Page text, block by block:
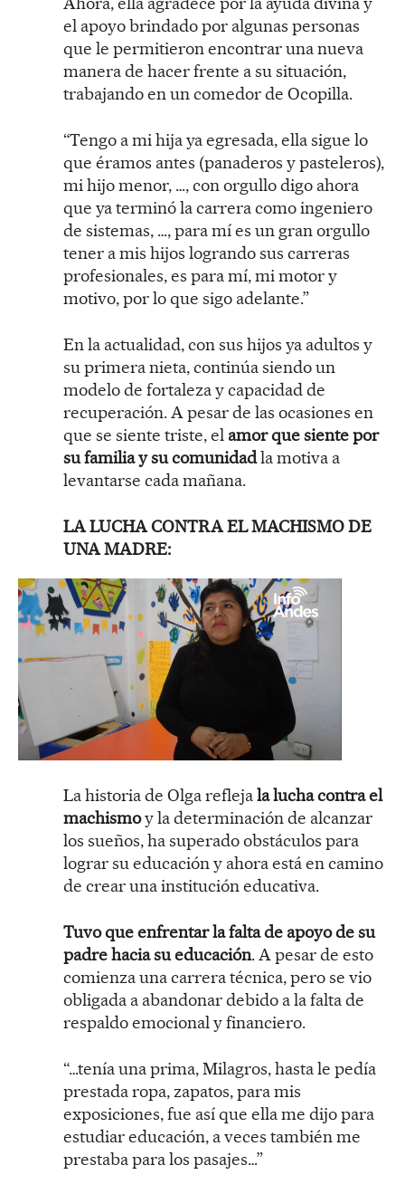
el apoyo brindado por algunas personas
que le permitieron encontrar una nueva
manera de hacer frente a su situación,
trabajando en un comedor de Ocopilla.
“Tengo a mi hija ya egresada, ella sigue lo
que éramos antes (panaderos y pasteleros),
mi hijo menor, …, con orgullo digo ahora
que ya terminó la carrera como ingeniero
de sistemas, …, para mí es un gran orgullo
tener a mis hijos logrando sus carreras
profesionales, es para mí, mi motor y
motivo, por lo que sigo adelante.”
En la actualidad, con sus hijos ya adultos y
su primera nieta, continúa siendo un
modelo de fortaleza y capacidad de
recuperación. A pesar de las ocasiones en
que se siente triste, el amor que siente por
su familia y su comunidadla motiva a
levantarse cada mañana.
LA LUCHA CONTRA EL MACHISMODE
UNA MADRE:
La historia de Olga reflejala lucha contra el
machismoy la determinación de alcanzar
los sueños, ha superado obstáculos para
lograr su educación y ahora está en camino
de crear una institución educativa.
Tuvo que enfrentar la falta de apoyo de su
padre hacia su educación. A pesar de esto
comienza una carrera técnica, pero se vio
obligada a abandonar debido a la falta de
respaldo emocional y financiero.
“…tenía una prima, Milagros, hasta le pedía
prestada ropa, zapatos, para mis
exposiciones, fue así que ella me dijo para
estudiar educación, a veces también me
prestaba para los pasajes…”